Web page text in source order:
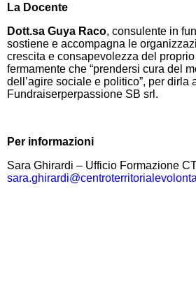
La Docente
Dott.sa Guya Raco, consulente in
sostiene e accompagna le
crescita e consapevolezza del
fermamente che “prendersi cura del
dell’agire sociale e politico”, per dirla
Fundraiserperpassione SB srl.
Per informazioni
Sara Ghirardi – Ufficio Formazione